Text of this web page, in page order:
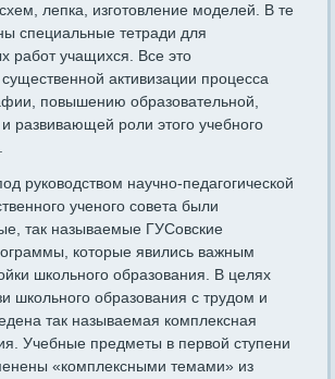
лепка, изготовление моделей. В те
специальные тетради для
работ учащихся. Все это
активизации процесса
повышению образовательной,
развивающей роли этого учебного
руководством научно-педагогической
ученого совета были
так называемые ГУСовские
которые явились важным
школьного образования. В целях
школьного образования с трудом и
так называемая комплексная
Учебные предметы в первой ступени
«комплексными темами» из